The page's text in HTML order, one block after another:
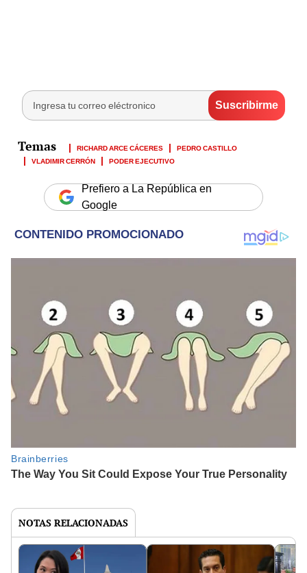
RICHARD ARCE CÁCERES
PEDRO CASTILLO
VLADIMIR CERRÓN
PODER EJECUTIVO
Prefiero a La República en
Google
NOTAS RELACIONADAS